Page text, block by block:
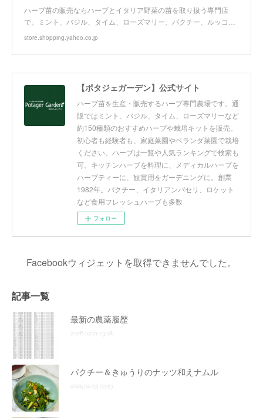
ハーブ苗の販売ならハーブとイタリア野菜の苗を取り扱う専門店
で。ミント、バジル、タイム、ローズマリー、パクチー、ルッコ…
store.shopping.yahoo.co.jp
【ポタジェガーデン】公式サイト
ハーブ苗を生産・販売するハーブ専門農場です。通
販ではミント、バジル、タイム、ローズマリーなど
約150種類のおすすめハーブや栽培キットを販売。
初心者も経験者も、家庭菜園やベランダ菜園で栽培
ください。ハーブは一覧や人気ランキングで検索も
可。キッチンハーブを料理に、メディカルハーブを
ハーブティーに、観賞用をガーデニングに。創業
1982年。パクチー、イタリアンパセリ、ロケット
など食用フレッシュハーブも多数
フォロー
Facebookウィジェットを取得できませんでした。
記事一覧
最新の農薬履歴
2026.07.01 23:28
パクチー＆きゅうりのナッツ和えナムル
2025.02.03 03:53